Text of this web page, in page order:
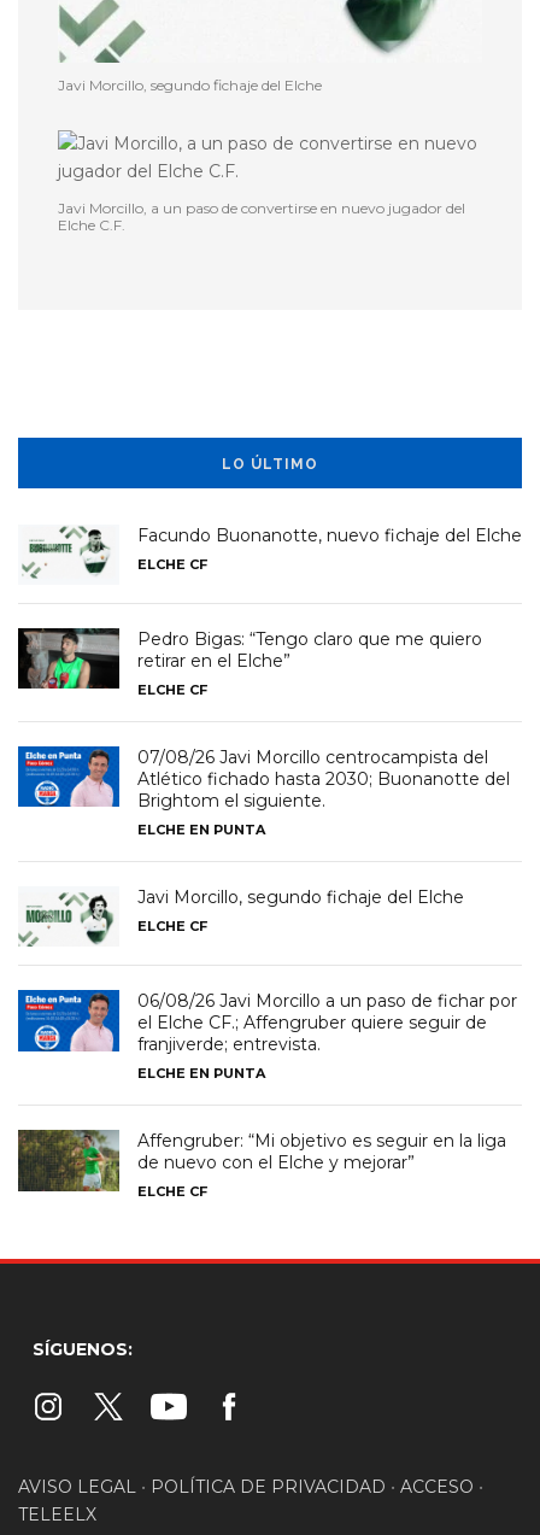
Javi Morcillo, segundo fichaje del Elche
Javi Morcillo, a un paso de convertirse en nuevo jugador del
Elche C.F.
LO ÚLTIMO
Facundo Buonanotte, nuevo fichaje del Elche
ELCHE CF
Pedro Bigas: “Tengo claro que me quiero
retirar en el Elche”
ELCHE CF
07/08/26 Javi Morcillo centrocampista del
Atlético fichado hasta 2030; Buonanotte del
Brightom el siguiente.
ELCHE EN PUNTA
Javi Morcillo, segundo fichaje del Elche
ELCHE CF
06/08/26 Javi Morcillo a un paso de fichar por
el Elche CF.; Affengruber quiere seguir de
franjiverde; entrevista.
ELCHE EN PUNTA
Affengruber: “Mi objetivo es seguir en la liga
de nuevo con el Elche y mejorar”
ELCHE CF
SÍGUENOS:
AVISO LEGAL • POLÍTICA DE PRIVACIDAD • ACCESO •
TELEELX